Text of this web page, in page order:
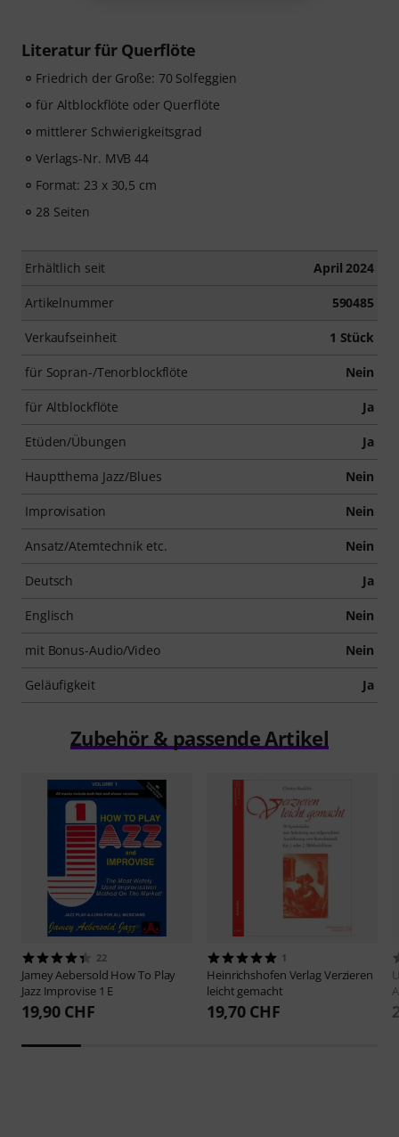
Literatur für Querflöte
Friedrich der Große: 70 Solfeggien
für Altblockflöte oder Querflöte
mittlerer Schwierigkeitsgrad
Verlags-Nr. MVB 44
Format: 23 x 30,5 cm
28 Seiten
Erhältlich seit April 2024
Artikelnummer 590485
Verkaufseinheit 1 Stück
für Sopran-/Tenorblockflöte Nein
für Altblockflöte Ja
Etüden/Übungen Ja
Hauptthema Jazz/Blues Nein
Improvisation Nein
Ansatz/Atemtechnik etc. Nein
Deutsch Ja
Englisch Nein
mit Bonus-Audio/Video Nein
Geläufigkeit Ja
Zubehör & passende Artikel
22
Jamey Aebersold How To Play
Jazz Improvise 1 E
19,90 CHF
1
Heinrichshofen VerlagVerzieren
leicht gemacht
19,70 CHF